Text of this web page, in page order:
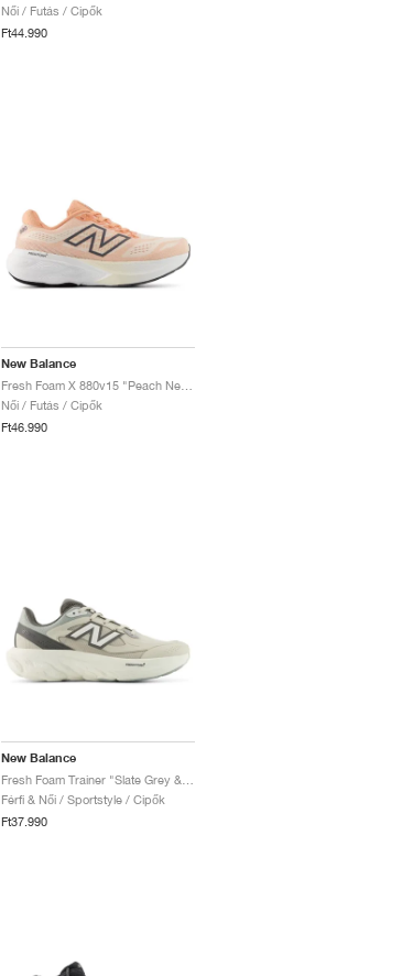
Női / Futás / Cipők
Ft44.990
New Balance
Női / Futás / Cipők
Ft46.990
New Balance
Férfi & Női / Sportstyle / Cipők
Ft37.990